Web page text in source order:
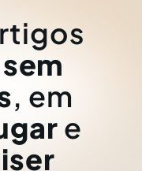
sem
, em
e